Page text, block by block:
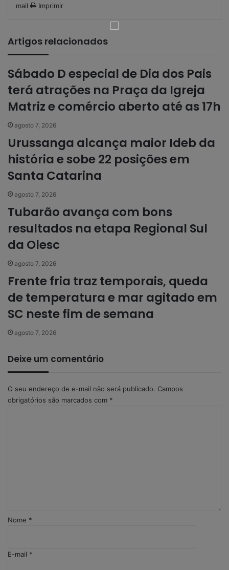
mail Imprimir
Artigos relacionados
Sábado D especial de Dia dos Pais
terá atrações na Praça da Igreja
Matriz e comércio aberto até as 17h
agosto 7, 2026
Urussanga alcança maior Ideb da
história e sobe 22 posições em
Santa Catarina
agosto 7, 2026
Tubarão avança com bons
resultados na etapa Regional Sul
da Olesc
agosto 7, 2026
Frente fria traz temporais, queda
de temperatura e mar agitado em
SC neste fim de semana
agosto 7, 2026
Deixe um comentário
O seu endereço de e-mail não será publicado. Campos
obrigatórios são marcados com *
*
Nome *
E-mail *